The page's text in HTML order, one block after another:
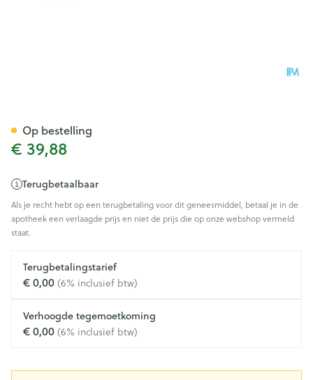
€ 39,88
Terugbetaalbaar
Als je recht hebt op een terugbetaling voor dit geneesmiddel, betaal je in de
apotheek een verlaagde prijs en niet de prijs die op onze webshop vermeld
staat.
Terugbetalingstarief
€ 0,00(6% inclusief btw)
Verhoogde tegemoetkoming
€ 0,00(6% inclusief btw)
Op bestelling